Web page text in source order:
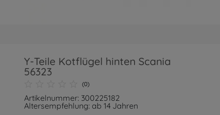
Y-Teile Kotflügel hinten Scania
56323
(0)
Artikelnummer: 300225182
Altersempfehlung: ab 14 Jahren